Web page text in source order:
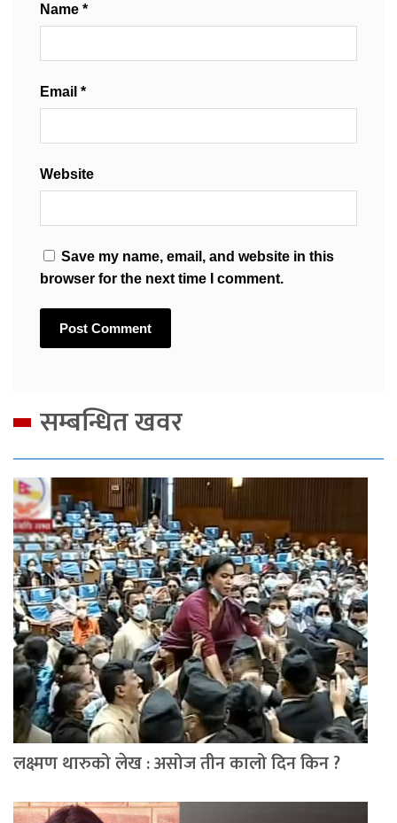
Name *
Email *
Website
Save my name, email, and website in this
browser for the next time I comment.
सम्बन्धित खवर
लक्ष्मण थारुको लेख : असोज तीन कालो दिन किन ?